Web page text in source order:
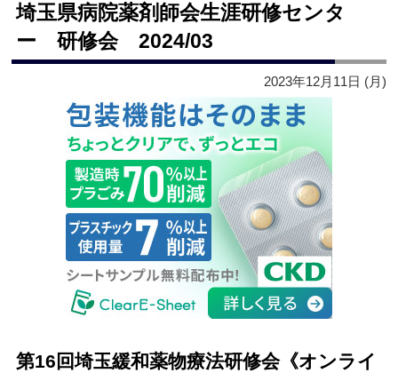
埼玉県病院薬剤師会生涯研修センタ
ー 研修会 2024/03
2023年12月11日 (月)
第16回埼玉緩和薬物療法研修会《オンライ